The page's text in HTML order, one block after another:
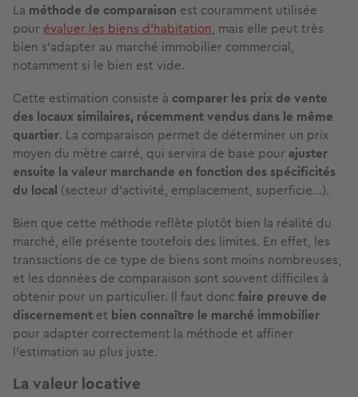
La méthode de comparaison est couramment utilisée
pour évaluer les biens d’habitation, mais elle peut très
bien s’adapter au marché immobilier commercial,
notamment si le bien est vide.
Cette estimation consiste à comparer les prix de vente
des locaux similaires, récemment vendus dans le même
quartier. La comparaison permet de déterminer un prix
moyen du mètre carré, qui servira de base pour ajuster
ensuite la valeur marchande en fonction des spécificités
du local (secteur d’activité, emplacement, superficie…).
Bien que cette méthode reflète plutôt bien la réalité du
marché, elle présente toutefois des limites. En effet, les
transactions de ce type de biens sont moins nombreuses,
et les données de comparaison sont souvent difficiles à
obtenir pour un particulier. Il faut donc faire preuve de
discernement et bien connaître le marché immobilier
pour adapter correctement la méthode et affiner
l’estimation au plus juste.
La valeur locative